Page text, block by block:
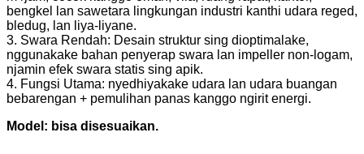
bengkel lan sawetara lingkungan industri kanthi udara reged,
bledug, lan liya-liyane.
3. Swara Rendah: Desain struktur sing dioptimalake,
nggunakake bahan penyerap swara lan impeller non-logam,
njamin efek swara statis sing apik.
4. Fungsi Utama: nyedhiyakake udara lan udara buangan
bebarengan + pemulihan panas kanggo ngirit energi.
Model: bisa disesuaikan.